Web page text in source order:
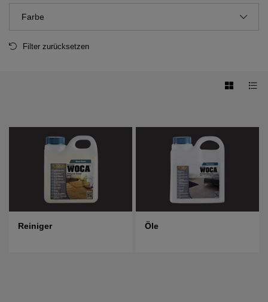
Farbe
Filter zurücksetzen
Reiniger Öle